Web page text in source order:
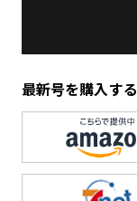
最新号を購入する